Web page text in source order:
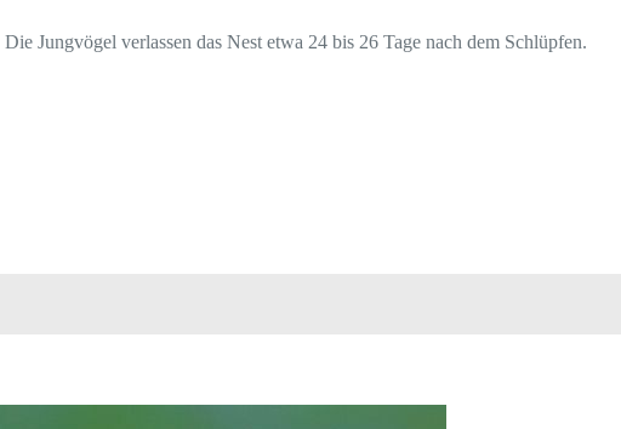
Jungvögel verlassen das Nest etwa 24 bis 26 Tage nach dem Schlüpfen.